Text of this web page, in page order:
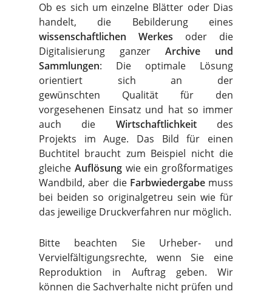
Ob es sich um einzelne Blätter oder Dias
handelt, die Bebilderung eines
wissenschaftlichen Werkes oder die
Digitalisierung ganzer Archive und
Sammlungen: Die optimale Lösung
orientiert sich an der
gewünschten Qualität für den
vorgesehenen Einsatz und hat so immer
auch die Wirtschaftlichkeit des
Projekts im Auge. Das Bild für einen
Buchtitel braucht zum Beispiel nicht die
gleiche Auflösungwie ein großformatiges
Wandbild, aber die Farbwiedergabemuss
bei beiden so originalgetreu sein wie für
das jeweilige Druckverfahren nur möglich.
Bitte beachten Sie Urheber- und
Vervielfältigungsrechte, wenn Sie eine
Reproduktion in Auftrag geben. Wir
können die Sachverhalte nicht prüfen und